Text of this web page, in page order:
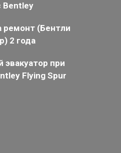
Bentley
ремонт (Бентли
2 года
эвакуатор при
Flying Spur